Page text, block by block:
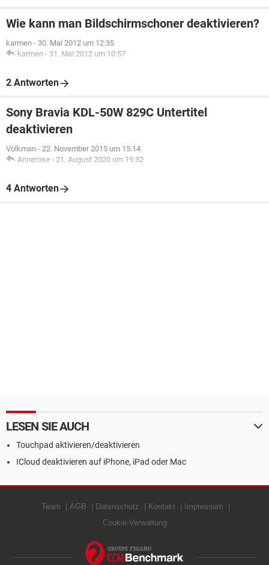
Wie kann man Bildschirmschoner deaktivieren?
karmen - 30. Mai 2012 um 12:35
karmen - 31. Mai 2012 um 10:57
2 Antworten
Sony Bravia KDL-50W 829C Untertitel
deaktivieren
Volkman - 22. November 2015 um 15:14
Annerose - 21. August 2020 um 19:32
4 Antworten
LESEN SIE AUCH
Touchpad aktivieren/deaktivieren
ICloud deaktivieren auf iPhone, iPad oder Mac
Team AGB Datenschutz Kontakt
Impressum
Cookie-Verwaltung